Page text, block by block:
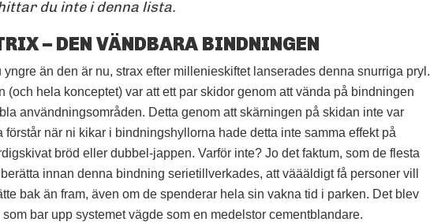
du inte i denna lista.
– DEN VÄNDBARA BINDNINGEN
yngre än den är nu, strax efter millenieskiftet lanserades denna snurriga pryl.
(och hela konceptet) var att ett par skidor genom att vända på bindningen
användningsområden. Detta genom att skärningen på skidan inte var
förstår när ni kikar i bindningshyllorna hade detta inte samma effekt på
bröd eller dubbel-jappen. Varför inte? Jo det faktum, som de flesta
innan denna bindning serietillverkades, att väääldigt få personer vill
bak än fram, även om de spenderar hela sin vakna tid i parken. Det blev
bar upp systemet vägde som en medelstor cementblandare.